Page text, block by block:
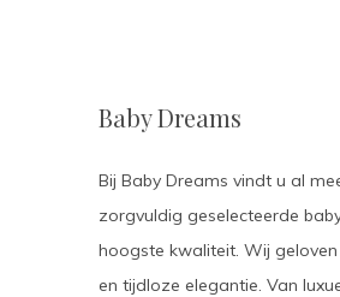
Baby Dreams
Bij Baby Dreams vindt u al
zorgvuldig geselecteerde
hoogste kwaliteit. Wij
en tijdloze elegantie. Van